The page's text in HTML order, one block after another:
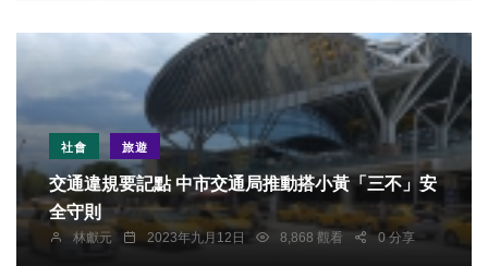
社會 旅遊
交通違規要記點 中市交通局推動搭小黃「三不」安
全守則
林獻元 2023年九月12日 8,868 觀看 0 分享